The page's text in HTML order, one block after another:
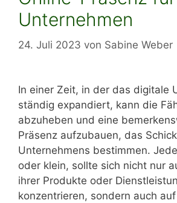
Unternehmen
24. Juli 2023 von Sabine Weber
In einer Zeit, in der das digitale
ständig expandiert, kann die
abzuheben und eine
Präsenz aufzubauen, das
Unternehmens bestimmen.
oder klein, sollte sich nicht nur
ihrer Produkte oder
konzentrieren, sondern auch